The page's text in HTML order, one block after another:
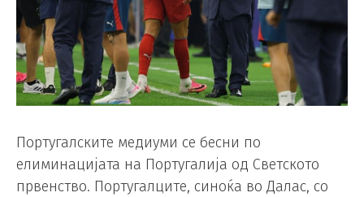
Португалските медиуми се бесни по
елиминацијата на Португалија од Светското
првенство. Португалците, синоќа во Далас, со